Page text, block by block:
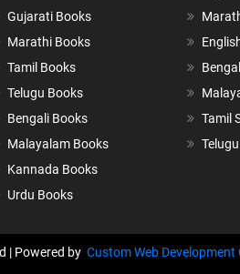
Gujarati Books
Marathi Books
Tamil Books
Telugu Books
Bengali Books
Malayalam Books
Kannada Books
Urdu Books
Tamil
| Powered by Custom Web Development